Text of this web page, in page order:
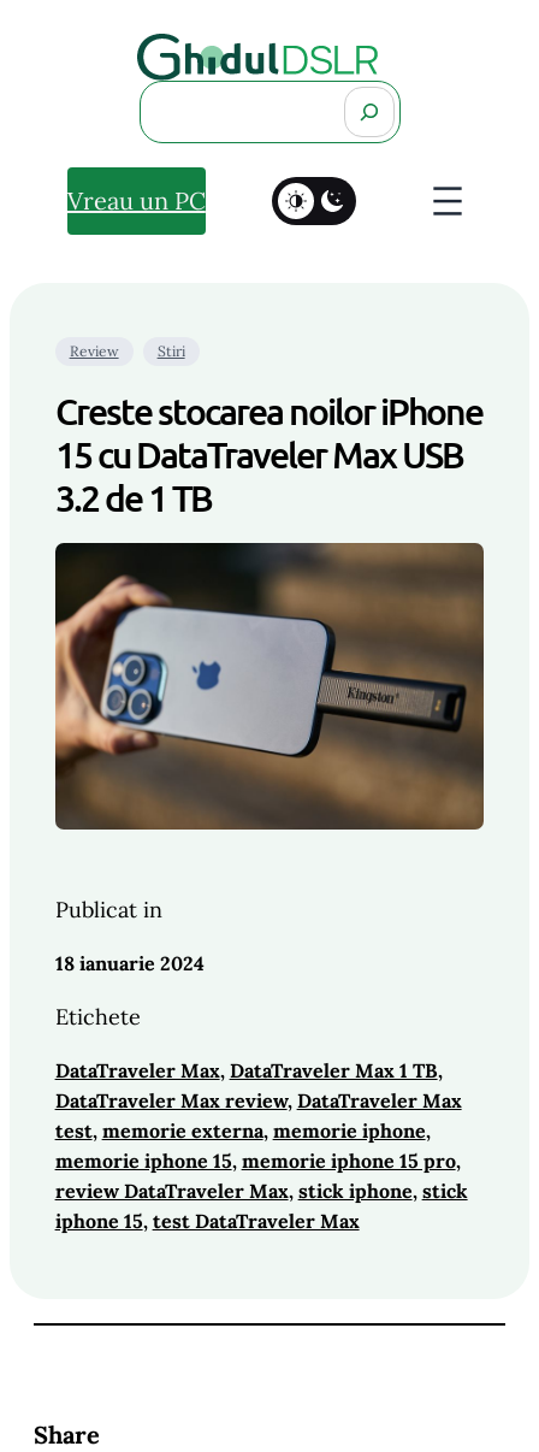
Search
Vreau un PC
Review Stiri
Creste stocarea noilor iPhone
15 cu DataTraveler Max USB
3.2 de 1 TB
Publicat in
18 ianuarie 2024
Etichete
DataTraveler Max, DataTraveler Max 1 TB ,
DataTraveler Max review, DataTraveler Max
test, memorie externa, memorie iphone ,
memorie iphone 15, memorie iphone 15 pro ,
review DataTraveler Max, stick iphone, stick
iphone 15, test DataTraveler Max
Share